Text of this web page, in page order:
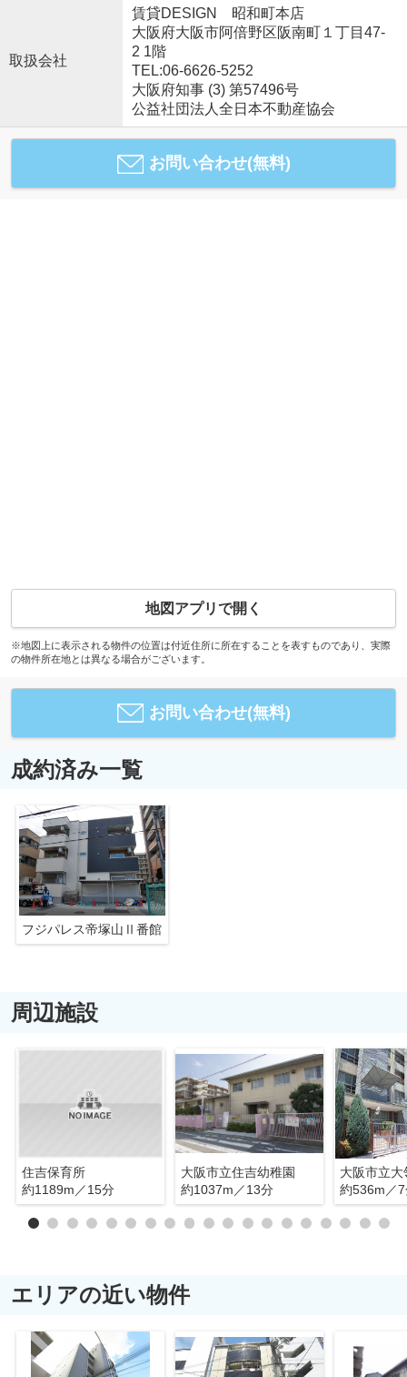
取扱会社
賃貸DESIGN 昭和町本店
大阪府大阪市阿倍野区阪南町１丁目47-
2 1階
TEL:06-6626-5252
大阪府知事 (3) 第57496号
公益社団法人全日本不動産協会
お問い合わせ(無料)
地図アプリで開く
※地図上に表示される物件の位置は付近住所に所在することを表すものであり、実際
の物件所在地とは異なる場合がございます。
お問い合わせ(無料)
成約済み一覧
フジパレス帝塚山Ⅱ番館
周辺施設
住吉保育所
約1189m／15分
大阪市立住吉幼稚園
約1037m／13分
大阪市立大
約536m／
エリアの近い物件